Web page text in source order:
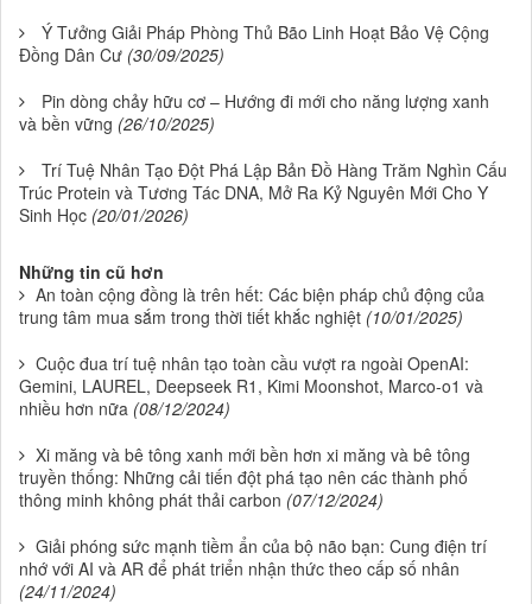
Ý Tưởng Giải Pháp Phòng Thủ Bão Linh Hoạt Bảo Vệ Cộng
Đồng Dân Cư (30/09/2025)
Pin dòng chảy hữu cơ – Hướng đi mới cho năng lượng xanh
và bền vững (26/10/2025)
Trí Tuệ Nhân Tạo Đột Phá Lập Bản Đồ Hàng Trăm Nghìn Cấu
Trúc Protein và Tương Tác DNA, Mở Ra Kỷ Nguyên Mới Cho Y
Sinh Học (20/01/2026)
Những tin cũ hơn
An toàn cộng đồng là trên hết: Các biện pháp chủ động của
trung tâm mua sắm trong thời tiết khắc nghiệt (10/01/2025)
Cuộc đua trí tuệ nhân tạo toàn cầu vượt ra ngoài OpenAI:
Gemini, LAUREL, Deepseek R1, Kimi Moonshot, Marco-o1 và
nhiều hơn nữa (08/12/2024)
Xi măng và bê tông xanh mới bền hơn xi măng và bê tông
truyền thống: Những cải tiến đột phá tạo nên các thành phố
thông minh không phát thải carbon (07/12/2024)
Giải phóng sức mạnh tiềm ẩn của bộ não bạn: Cung điện trí
nhớ với AI và AR để phát triển nhận thức theo cấp số nhân
(24/11/2024)